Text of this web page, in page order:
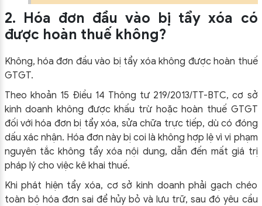
2. Hóa đơn đầu vào bị tẩy xóa có
được hoàn thuế không?
Không, hóa đơn đầu vào bị tẩy xóa không được hoàn thuế
GTGT.
Theo khoản 15 Điều 14 Thông tư 219/2013/TT-BTC, cơ sở
kinh doanh không được khấu trừ hoặc hoàn thuế GTGT
đối với hóa đơn bị tẩy xóa, sửa chữa trực tiếp, dù có đóng
dấu xác nhận. Hóa đơn này bị coi là không hợp lệ vì vi phạm
nguyên tắc không tẩy xóa nội dung, dẫn đến mất giá trị
pháp lý cho việc kê khai thuế.
Khi phát hiện tẩy xóa, cơ sở kinh doanh phải gạch chéo
toàn bộ hóa đơn sai để hủy bỏ và lưu trữ, sau đó yêu cầu